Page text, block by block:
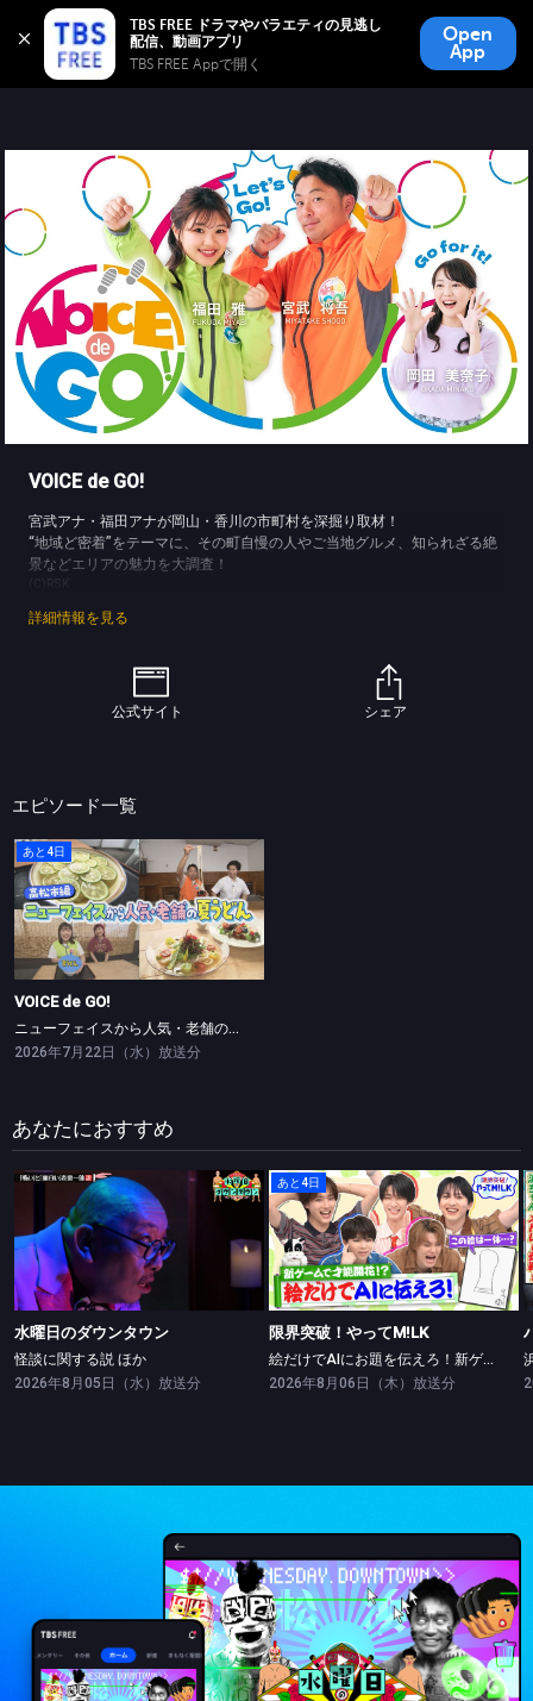
TBS FREE ドラマやバラエティの見逃し
TBS FREE Appで開く
Open
App
TBS FREE
無料見逃し配信
VOICE de GO!
宮武アナ・福田アナが岡山・香川の市町村を深掘り取材！
“地域ど密着”をテーマに、その町自慢の人やご当地グルメ、知られざる絶
景などエリアの魅力を大調査！
詳細情報を見る
公式サイト シェア
エピソード一覧
あと4日
VOICE de GO!
ニューフェイスから人気・老舗の夏うどん 高松市編
VOICE de GO!
ニューフェイスから人気・老舗の夏うどん 高松市編
2026年7月22日（水）放送分
あなたにおすすめ
水曜日のダウンタウン
怪談に関する説 ほか
水曜日のダウンタウン
怪談に関する説 ほか
2026年8月05日（水）放送分
あと4日
限界突破！やってM!LK
限界突破！やってM!LK
絵だけでAIにお題を伝えろ！新ゲームで絵の才能開花！？
2026年8月06日（木）放送分